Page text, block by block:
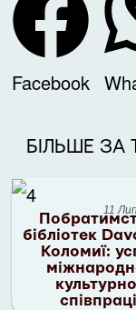
Facebook
БІЛЬШЕ
11
бібліотек
Коломиї:
співпраці